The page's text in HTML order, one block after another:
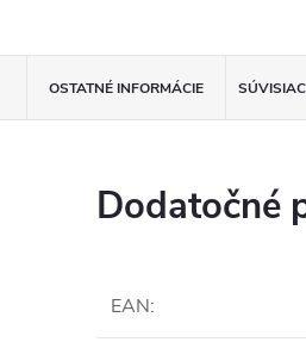
OSTATNÉ INFORMÁCIE
Dodatočné
EAN: